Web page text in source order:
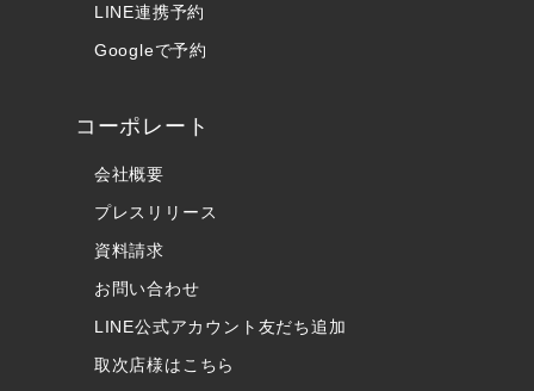
LINE連携予約
Googleで予約
コーポレート
会社概要
プレスリリース
資料請求
お問い合わせ
LINE公式アカウント友だち追加
取次店様はこちら